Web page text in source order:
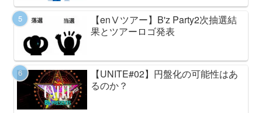
【enⅤツアー】B'z Party2次抽選結
果とツアーロゴ発表
【UNITE#02】円盤化の可能性はあ
るのか？